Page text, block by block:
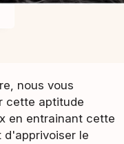
nous vous
cette aptitude
en entrainant cette
d'apprivoiser le